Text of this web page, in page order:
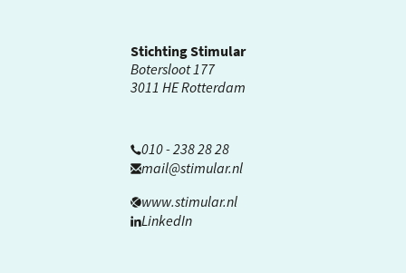
Stichting Stimular
Botersloot 177
3011 HE Rotterdam
010 - 238 28 28
mail@stimular.nl
www.stimular.nl
LinkedIn